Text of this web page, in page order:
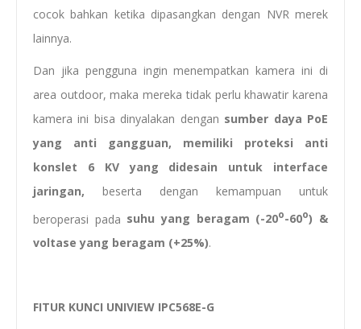
cocok bahkan ketika dipasangkan dengan NVR merek
lainnya.
Dan jika pengguna ingin menempatkan kamera ini di
area outdoor, maka mereka tidak perlu khawatir karena
kamera ini bisa dinyalakan dengan sumber daya PoE
yang anti gangguan, memiliki proteksi anti
konslet 6 KV yang didesain untuk interface
jaringan, beserta dengan kemampuan untuk
beroperasi pada suhu yang beragam (-20o-60o) &
voltase yang beragam (+25%).
FITUR KUNCI UNIVIEW IPC568E-G